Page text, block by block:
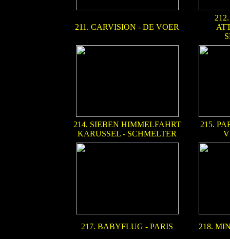
211. CARVISION - DE VOER
214. SIEBEN HIMMELFAHRT
KARUSSEL - SCHMELTER
215.
217. BABYFLUG - PARIS 218.